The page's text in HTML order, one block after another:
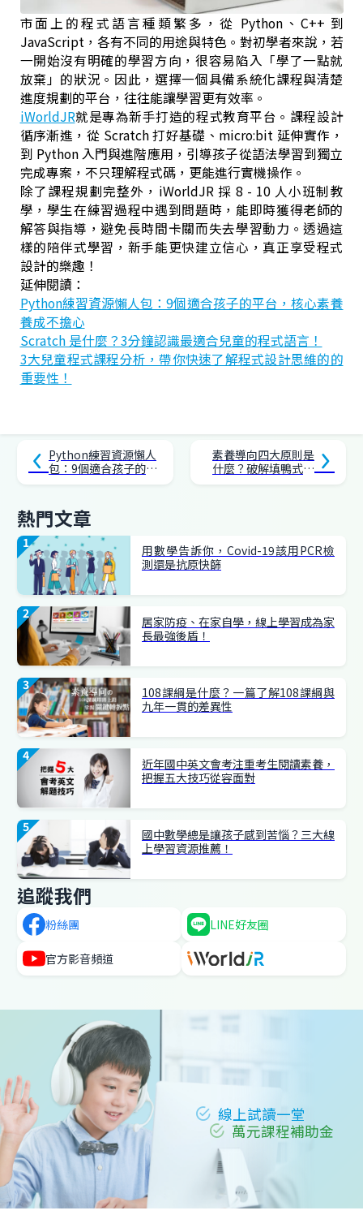
市面上的程式語言種類繁多，從 Python、C++ 到
JavaScript，各有不同的用途與特色。對初學者來說，若
一開始沒有明確的學習方向，很容易陷入「學了一點就
放棄」的狀況。因此，選擇一個具備系統化課程與清楚
進度規劃的平台，往往能讓學習更有效率。
iWorldJR就是專為新手打造的程式教育平台。課程設計
循序漸進，從 Scratch 打好基礎、micro:bit 延伸實作，
到 Python 入門與進階應用，引導孩子從語法學習到獨立
完成專案，不只理解程式碼，更能進行實機操作。
除了課程規劃完整外，iWorldJR 採 8 - 10 人小班制教
學，學生在練習過程中遇到問題時，能即時獲得老師的
解答與指導，避免長時間卡關而失去學習動力。透過這
樣的陪伴式學習，新手能更快建立信心，真正享受程式
設計的樂趣！
延伸閱讀：
Python練習資源懶人包：9個適合孩子的平台，核心素養
養成不擔心
Scratch 是什麼？3分鐘認識最適合兒童的程式語言！
3大兒童程式課程分析，帶你快速了解程式設計思維的的
重要性！
Python練習資源懶人
包：9個適合孩子的平
台，核心素養養成不
素養導向四大原則是
什麼？破解填鴨式教
熱門文章
用數學告訴你，Covid-19該用PCR檢
測還是抗原快篩
居家防疫、在家自學，線上學習成為家
長最強後盾！
108課綱是什麼？一篇了解108課綱與
九年一貫的差異性
近年國中英文會考注重考生閱讀素養，
把握五大技巧從容面對
國中數學總是讓孩子感到苦惱？三大線
上學習資源推薦！
追蹤我們
粉絲團 LINE好友圈
官方影音頻道
線上試讀一堂
萬元課程補助金